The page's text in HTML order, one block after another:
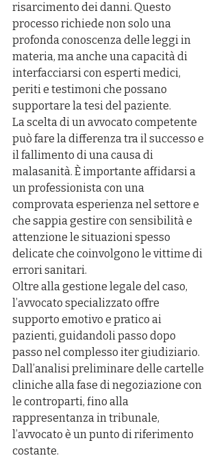
risarcimento dei danni. Questo
processo richiede non solo una
profonda conoscenza delle leggi in
materia, ma anche una capacità di
interfacciarsi con esperti medici,
periti e testimoni che possano
supportare la tesi del paziente.
La scelta di un avvocato competente
può fare la differenza tra il successo e
il fallimento di una causa di
malasanità. È importante affidarsi a
un professionista con una
comprovata esperienza nel settore e
che sappia gestire con sensibilità e
attenzione le situazioni spesso
delicate che coinvolgono le vittime di
errori sanitari.
Oltre alla gestione legale del caso,
l’avvocato specializzato offre
supporto emotivo e pratico ai
pazienti, guidandoli passo dopo
passo nel complesso iter giudiziario.
Dall’analisi preliminare delle cartelle
cliniche alla fase di negoziazione con
le controparti, fino alla
rappresentanza in tribunale,
l’avvocato è un punto di riferimento
costante.